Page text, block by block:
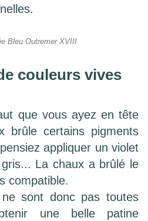
Bleu Outremer XVIII
couleurs vives
que vous ayez en tête
brûle certains pigments
appliquer un violet
La chaux a brûlé le
compatible.
sont donc pas toutes
une belle patine